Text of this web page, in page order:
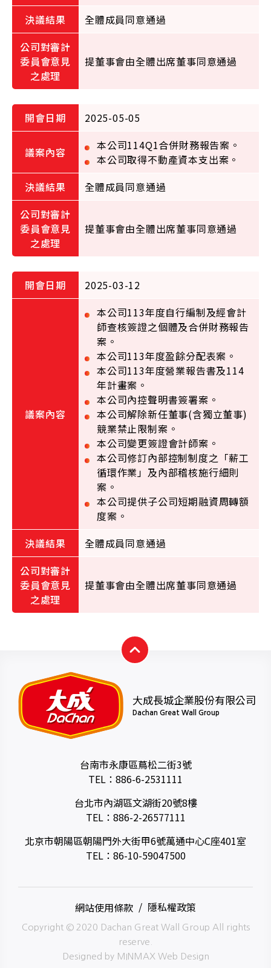
全體成員同意通過
提董事會由全體出席董事同意通過
2025-05-05
本公司114Q1合併財務報告案。
本公司取得不動產資本支出案。
全體成員同意通過
提董事會由全體出席董事同意通過
2025-03-12
本公司113年度自行編制及經會計
師查核簽證之個體及合併財務報告
案。
本公司113年度盈餘分配表案。
本公司113年度營業報告書及114
年計畫案。
本公司內控聲明書簽署案。
本公司解除新任董事(含獨立董事)
競業禁止限制案。
本公司變更簽證會計師案。
本公司修訂內部控制制度之「薪工
循環作業」及內部稽核施行細則
案。
本公司提供子公司短期融資周轉額
度案。
全體成員同意通過
提董事會由全體出席董事同意通過
大成長城企業股份有限公司
Dachan Great Wall Group
台南市永康區蔦松二街3號
TEL： 886-6-2531111
台北市內湖區文湖街20號8樓
TEL： 886-2-26577111
北京市朝陽區朝陽門外大街甲6號萬通中心C座401室
TEL： 86-10-59047500
網站使用條款 隱私權政策
Copyright © 2020 Dachan Great Wall Group All rights
reserve.
Designed by MINMAX Web Design